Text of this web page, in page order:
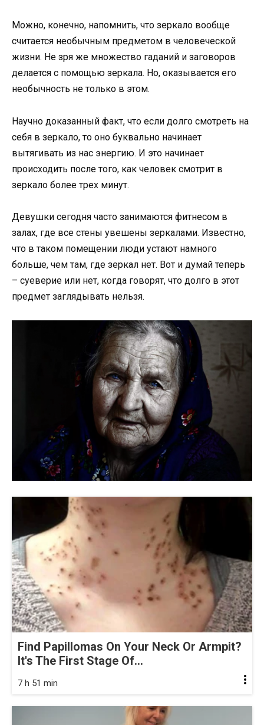
Можно, конечно, напомнить, что зеркало вообще
считается необычным предметом в человеческой
жизни. Не зря же множество гаданий и заговоров
делается с помощью зеркала. Но, оказывается его
необычность не только в этом.
Научно доказанный факт, что если долго смотреть на
себя в зеркало, то оно буквально начинает
вытягивать из нас энергию. И это начинает
происходить после того, как человек смотрит в
зеркало более трех минут.
Девушки сегодня часто занимаются фитнесом в
залах, где все стены увешены зеркалами. Известно,
что в таком помещении люди устают намного
больше, чем там, где зеркал нет. Вот и думай теперь
– суеверие или нет, когда говорят, что долго в этот
предмет заглядывать нельзя.
Find Papillomas On Your Neck Or Armpit?
It's The First Stage Of...
7 h 51 min